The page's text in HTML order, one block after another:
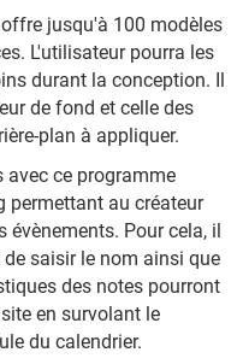
offre jusqu'à 100 modèles
L'utilisateur pourra les
durant la conception. Il
de fond et celle des
plan à appliquer.
avec ce programme
permettant au créateur
évènements. Pour cela, il
saisir le nom ainsi que
des notes pourront
en survolant le
du calendrier.